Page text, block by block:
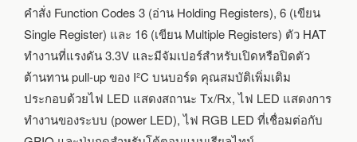
คำสั่ง Function Codes 3 (อ่าน Holding Registers), 6 (เขียน
Single Register) และ 16 (เขียน Multiple Registers) ตัว HAT
ทำงานที่แรงดัน 3.3V และมีจัมเปอร์สำหรับเปิดหรือปิดตัว
ต้านทาน pull-up ของ I²C บนบอร์ด คุณสมบัติเพิ่มเติม
ประกอบด้วยไฟ LED แสดงสถานะ Tx/Rx, ไฟ LED แสดงการ
ทำงานของระบบ (power LED), ไฟ RGB LED ที่เชื่อมต่อกับ